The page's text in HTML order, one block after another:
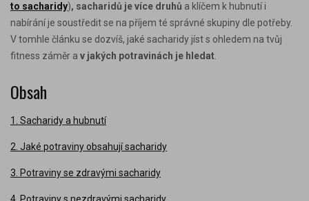
to sacharidy), sacharidů je více druhů a klíčem k hubnutí i
nabírání je soustředit se na příjem té správné skupiny dle potřeby.
V tomhle článku se dozvíš, jaké sacharidy jíst s ohledem na tvůj
fitness záměr a v jakých potravinách je hledat
Obsah
1. Sacharidy a hubnutí
2. Jaké potraviny obsahují sacharidy
3. Potraviny se zdravými sacharidy